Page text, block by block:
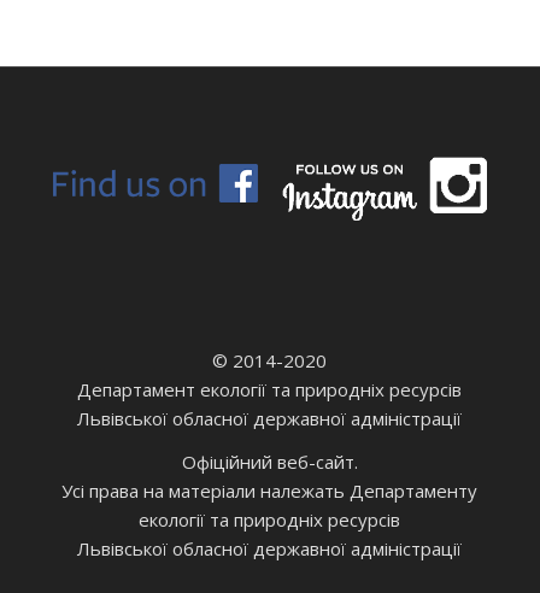
© 2014-2020
Департамент екології та природніх ресурсів
Львівської обласної державної адміністрації
Офіційний веб-сайт.
Усі права на матеріали належать Департаменту
екології та природніх ресурсів
Львівської обласної державної адміністрації